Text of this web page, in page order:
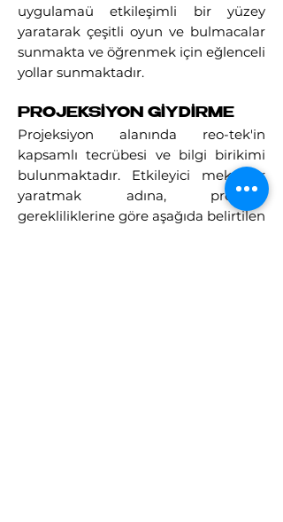
uygulamaü etkileşimli bir yüzey
yaratarak çeşitli oyun ve bulmacalar
sunmakta ve öğrenmek için eğlenceli
yollar sunmaktadır.
PROJEKSİYON GİYDİRME
Projeksiyon alanında reo-tek'in
kapsamlı tecrübesi ve bilgi birikimi
bulunmaktadır. Etkileyici mekanlar
yaratmak adına, projenin
gerekliliklerine göre aşağıda belirtilen